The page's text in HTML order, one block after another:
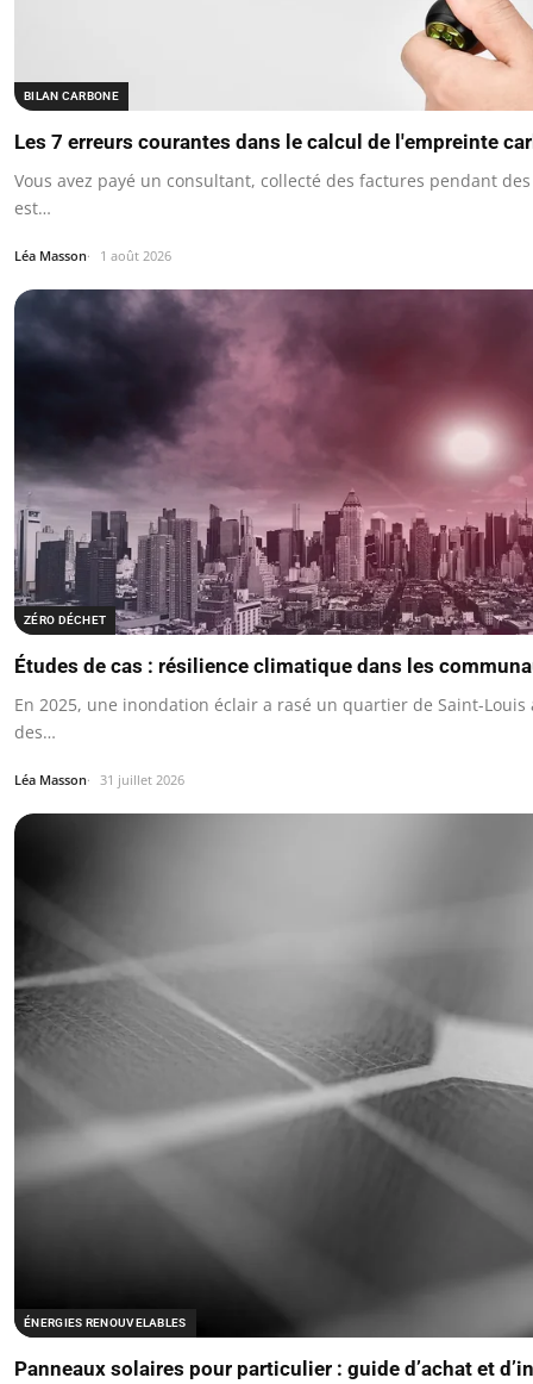
BILAN CARBONE
Les 7 erreurs courantes dans le calcul de l'empreinte
Vous avez payé un consultant, collecté des factures pendant
est…
Léa Masson 1 août 2026
ZÉRO DÉCHET
Études de cas : résilience climatique dans les
En 2025, une inondation éclair a rasé un quartier de Saint-Louis
des…
Léa Masson 31 juillet 2026
ÉNERGIES RENOUVELABLES
Panneaux solaires pour particulier : guide d’achat et